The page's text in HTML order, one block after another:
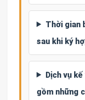
Thời gian
sau khi ký
Dịch vụ
gồm những